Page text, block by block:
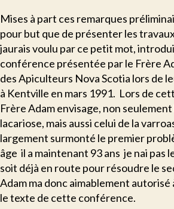
Mises à part ces remarques
pour but que de présenter les
jaurais voulu par ce petit mot,
conférence présentée par le Frère
des Apiculteurs Nova Scotia lors de
à Kentville en mars 1991. Lors de
Frère Adam envisage, non
lacariose, mais aussi celui de la
largement surmonté le premier
âge  il a maintenant 93 ans  je nai
soit déjà en route pour résoudre le
Adam ma donc aimablement
le texte de cette conférence.